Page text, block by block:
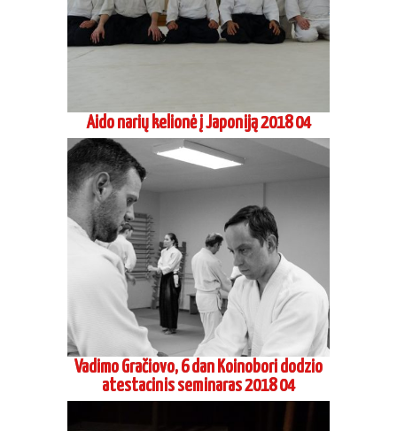
Aido narių kelionė į Japoniją 2018 04
Vadimo Gračiovo, 6 dan Koinobori dodzio
atestacinis seminaras 2018 04